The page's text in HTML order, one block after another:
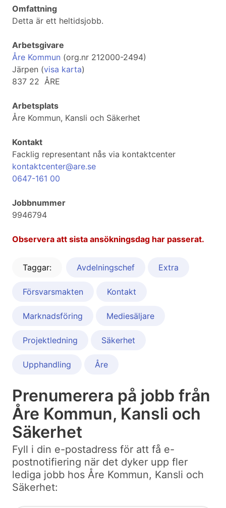
Omfattning
Detta är ett heltidsjobb.
Arbetsgivare
Åre Kommun (org.nr 212000-2494)
Järpen (visa karta)
837 22 ÅRE
Arbetsplats
Åre Kommun, Kansli och Säkerhet
Kontakt
Facklig representant nås via kontaktcenter
kontaktcenter@are.se
0647-161 00
Jobbnummer
9946794
Observera att sista ansökningsdag har passerat.
Taggar: Avdelningschef Extra
Försvarsmakten Kontakt
Marknadsföring Mediesäljare
Projektledning Säkerhet
Upphandling Åre
Prenumerera på jobb från
Åre Kommun, Kansli och
Säkerhet
Fyll i din e-postadress för att få e-
postnotifiering när det dyker upp fler
lediga jobb hos Åre Kommun, Kansli och
Säkerhet: